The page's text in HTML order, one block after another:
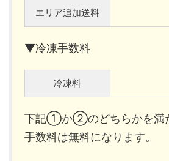
エリア追加送料
▼冷凍手数料
冷凍料
下記①か②のどちらかを満
手数料は無料になります。